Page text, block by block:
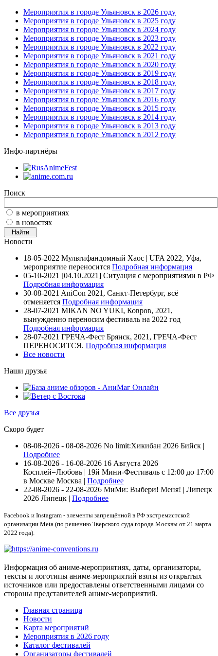
Мероприятия в городе Ульяновск в 2026 году
Мероприятия в городе Ульяновск в 2025 году
Мероприятия в городе Ульяновск в 2024 году
Мероприятия в городе Ульяновск в 2023 году
Мероприятия в городе Ульяновск в 2022 году
Мероприятия в городе Ульяновск в 2021 году
Мероприятия в городе Ульяновск в 2020 году
Мероприятия в городе Ульяновск в 2019 году
Мероприятия в городе Ульяновск в 2018 году
Мероприятия в городе Ульяновск в 2017 году
Мероприятия в городе Ульяновск в 2016 году
Мероприятия в городе Ульяновск в 2015 году
Мероприятия в городе Ульяновск в 2014 году
Мероприятия в городе Ульяновск в 2013 году
Мероприятия в городе Ульяновск в 2012 году
Инфо-партнёры
Поиск
в мероприятиях
в новостях
Новости
18-05-2022 Мультифандомный Хаос | UFA 2022, Уфа,
мероприятие переносится Подробная информация
05-10-2021 [04.10.2021] Ситуация с мероприятиями в РФ
Подробная информация
30-08-2021 AniCon 2021, Санкт-Петербург, всё
отменяется Подробная информация
28-07-2021 MIKAN NO YUKI, Ковров, 2021,
вынужденно переносим фестиваль на 2022 год
Подробная информация
28-07-2021 ГРЕЧА-Фест Брянск, 2021, ГРЕЧА-Фест
ПЕРЕНОСИТСЯ. Подробная информация
Все новости
Наши друзья
Все друзья
Скоро будет
08-08-2026 - 08-08-2026 No limit:Хикибан 2026 Бийск |
Подробнее
16-08-2026 - 16-08-2026 16 Августа 2026
Косплей=Любовь | 19й Мини-Фестиваль с 12:00 до 17:00
в Москве Москва | Подробнее
22-08-2026 - 22-08-2026 МиМи: Выбери! Меня! | Липецк
2026 Липецк | Подробнее
Facebook и Instagram - элементы запрещённой в РФ экстремистской
организации Meta (по решению Тверского суда города Москвы от 21 марта
2022 года).
Информация об аниме-мероприятиях, даты, организаторы,
тексты и логотипы аниме-мероприятий взяты из открытых
источников или предоставлены ответственными лицами со
стороны представителей аниме-мероприятий.
Главная страница
Новости
Карта мероприятий
Мероприятия в 2026 году
Каталог фестивалей
Организаторы фестивалей